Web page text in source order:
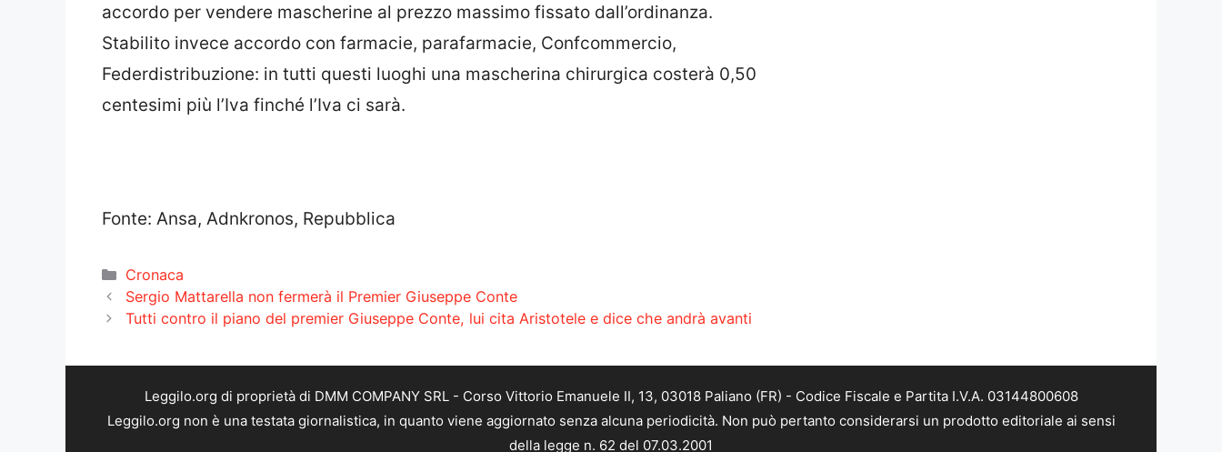
accordo per vendere mascherine al prezzo massimo fissato dall’ordinanza.
Stabilito invece accordo con farmacie, parafarmacie, Confcommercio,
Federdistribuzione: in tutti questi luoghi una mascherina chirurgica costerà 0,50
centesimi più l’Iva finché l’Iva ci sarà.
Fonte: Ansa, Adnkronos, Repubblica
Categorie
Cronaca
Sergio Mattarella non fermerà il Premier Giuseppe Conte
Tutti contro il piano del premier Giuseppe Conte, lui cita Aristotele e dice che andrà avanti
Leggilo.org di proprietà di DMM COMPANY SRL - Corso Vittorio Emanuele II, 13, 03018 Paliano (FR) - Codice Fiscale e Partita I.V.A. 03144800608
Leggilo.org non è una testata giornalistica, in quanto viene aggiornato senza alcuna periodicità. Non può pertanto considerarsi un prodotto editoriale ai sensi
della legge n. 62 del 07.03.2001